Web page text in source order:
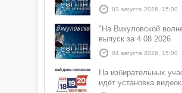
03 августа 2026, 15:00
"На Викуловской
выпуск за 4 08 2026
04 августа 2026, 15:00
На избирательных
идёт установка